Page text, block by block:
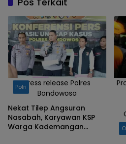
Atap
Botolinggo,
Bondowoso.
Press release Polres
Bondowoso
Polri
Nekat Tilep Angsuran
Nasabah, Karyawan KSP
Warga Kademangan